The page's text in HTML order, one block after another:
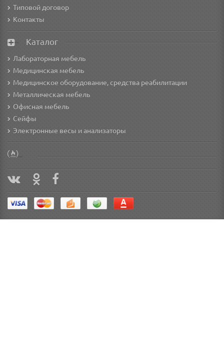
Типовой договор
Контакты
Каталог
Лабораторная мебель
Медицинская мебель
Медицинское оборудование, средства реабилитации
Металлическая мебель
Офисная мебель
Сейфы
Электронные весы и анализаторы